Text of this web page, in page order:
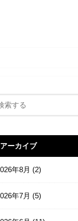
アーカイブ
年8月 (2)
年7月 (5)